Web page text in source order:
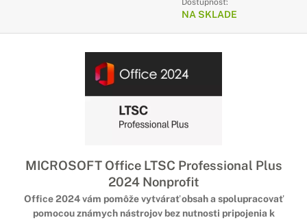
Dostupnosť:
NA SKLADE
MICROSOFT Office LTSC Professional Plus
2024 Nonprofit
Office 2024 vám pomôže vytvárať obsah a spolupracovať
pomocou známych nástrojov bez nutnosti pripojenia k